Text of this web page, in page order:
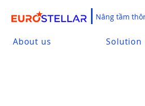
Nâng tầm
About us Solution